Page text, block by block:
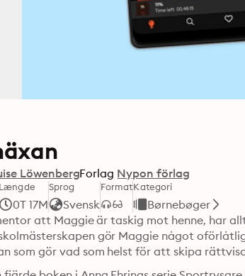
LöwenbergForlag Nypon förlag
Længde
0T 17M
Sprog
Svensk
FormatKategori
Børnebøger
att Maggie är taskig mot henne, har
gör Maggie något
som gör vad som helst för att skipa